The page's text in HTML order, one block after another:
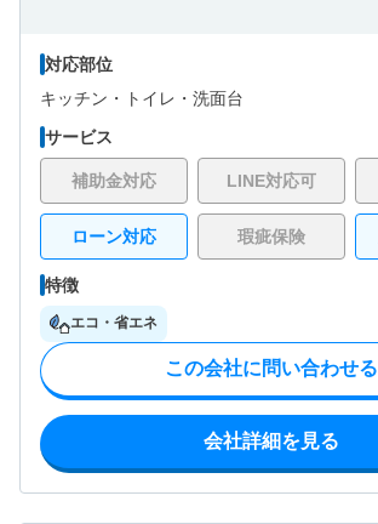
対応部位
キッチン・
トイレ・ 洗面台
サービス
補助金対応 LINE対応可
ローン対応 瑕疵保険
特徴
エコ・省エネ
この会社に問い合わせる
会社詳細を見る